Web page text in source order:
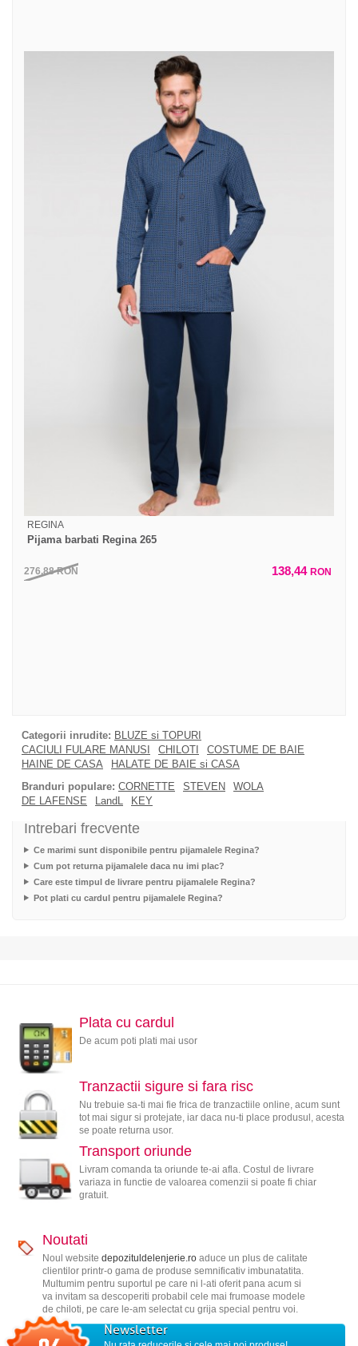
REGINA
Pijama barbati Regina 265
276,88RON 138,44 RON
Categorii inrudite: BLUZE si TOPURI
CACIULI FULARE MANUSI
CHILOTI
COSTUME DE BAIE
HAINE DE CASA
HALATE DE BAIE si CASA
Branduri populare: CORNETTE STEVEN
WOLA
DE LAFENSE
LandL KEY
Intrebari frecvente
Ce marimi sunt disponibile pentru pijamalele Regina?
Cum pot returna pijamalele daca nu imi plac?
Care este timpul de livrare pentru pijamalele Regina?
Pot plati cu cardul pentru pijamalele Regina?
Plata cu cardul
De acum poti plati mai usor
Tranzactii sigure si fara risc
Nu trebuie sa-ti mai fie frica de tranzactiile online, acum sunt
tot mai sigur si protejate, iar daca nu-ti place produsul, acesta
se poate returna usor.
Transport oriunde
Livram comanda ta oriunde te-ai afla. Costul de livrare
variaza in functie de valoarea comenzii si poate fi chiar
gratuit.
Noutati
Noul website depozituldelenjerie.roaduce un plus de calitate
clientilor printr-o gama de produse semnificativ imbunatatita.
Multumim pentru suportul pe care ni l-ati oferit pana acum si
va invitam sa descoperiti probabil cele mai frumoase modele
de chiloti, pe care le-am selectat cu grija special pentru voi.
Newsletter